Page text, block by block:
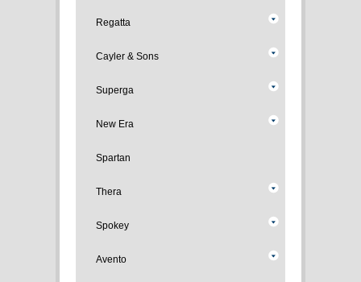
Regatta
Cayler & Sons
Superga
New Era
Spartan
Thera
Spokey
Avento